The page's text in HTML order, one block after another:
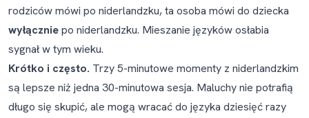
rodziców mówi po niderlandzku, ta osoba mówi do dziecka
wyłączniepo niderlandzku. Mieszanie języków osłabia
sygnał w tym wieku.
Krótko i często. Trzy 5-minutowe momenty z niderlandzkim
są lepsze niż jedna 30-minutowa sesja. Maluchy nie potrafią
długo się skupić, ale mogą wracać do języka dziesięć razy